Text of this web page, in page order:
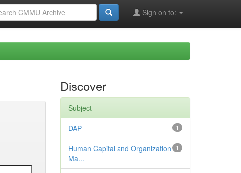
Sign on to:
Discover
Subject
1
DAP
1
Human Capital and Organization
Ma...